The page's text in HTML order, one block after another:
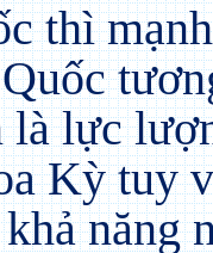
thì
là lực
Kỳ tuy
năng